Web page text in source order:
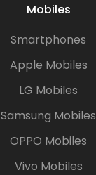
Mobiles
Smartphones
Apple Mobiles
LG Mobiles
Samsung Mobiles
OPPO Mobiles
Vivo Mobiles